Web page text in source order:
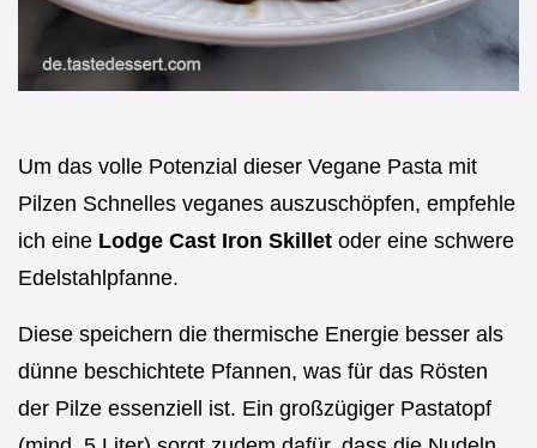
Um das volle Potenzial dieser Vegane Pasta mit
Pilzen Schnelles veganes auszuschöpfen, empfehle
ich eine Lodge Cast Iron Skillet oder eine schwere
Edelstahlpfanne.
Diese speichern die thermische Energie besser als
dünne beschichtete Pfannen, was für das Rösten
der Pilze essenziell ist. Ein großzügiger Pastatopf